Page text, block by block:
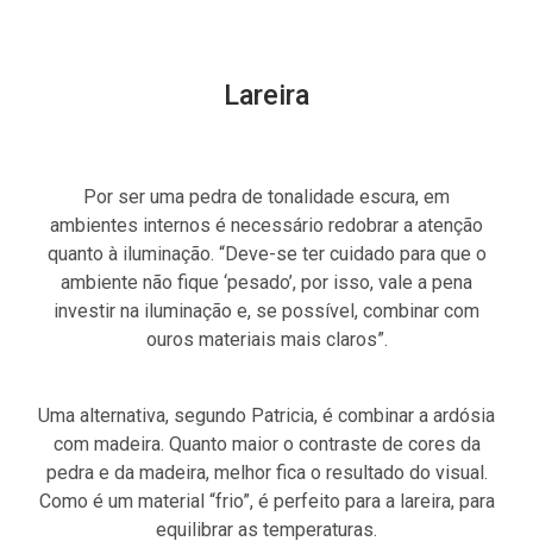
Lareira
Por ser uma pedra de tonalidade escura, em
ambientes internos é necessário redobrar a atenção
quanto à iluminação. “Deve-se ter cuidado para que o
ambiente não fique ‘pesado’, por isso, vale a pena
investir na iluminação e, se possível, combinar com
ouros materiais mais claros”.
Uma alternativa, segundo Patricia, é combinar a ardósia
com madeira. Quanto maior o contraste de cores da
pedra e da madeira, melhor fica o resultado do visual.
Como é um material “frio”, é perfeito para a lareira, para
equilibrar as temperaturas.